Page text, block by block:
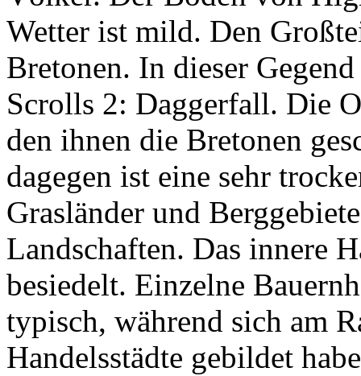
Wetter ist mild. Den
Bretonen. In dieser
Scrolls 2: Daggerfall. Die
den ihnen die Bretonen
dagegen ist eine sehr
Grasländer und
Landschaften. Das innere
besiedelt. Einzelne
typisch, während sich am
Handelsstädte gebildet